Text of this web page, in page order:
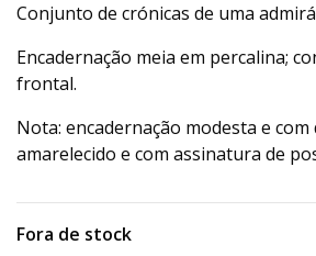
Conjunto de crónicas de uma
Encadernação meia em percalina;
frontal.
Nota: encadernação modesta e
amarelecido e com assinatura de
Fora de stock